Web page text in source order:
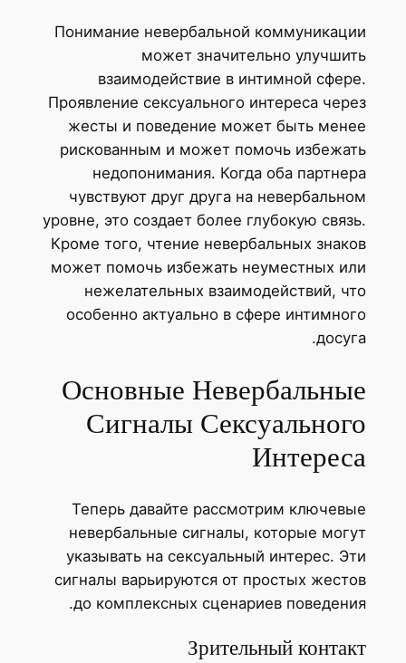
Понимание невербальной коммуникации
может значительно улучшить
взаимодействие в интимной сфере.
Проявление сексуального интереса через
жесты и поведение может быть менее
рискованным и может помочь избежать
недопонимания. Когда оба партнера
чувствуют друг друга на невербальном
уровне, это создает более глубокую связь.
Кроме того, чтение невербальных знаков
может помочь избежать неуместных или
нежелательных взаимодействий, что
особенно актуально в сфере интимного
досуга.
Основные Невербальные
Сигналы Сексуального
Интереса
Теперь давайте рассмотрим ключевые
невербальные сигналы, которые могут
указывать на сексуальный интерес. Эти
сигналы варьируются от простых жестов
до комплексных сценариев поведения.
Зрительный контакт